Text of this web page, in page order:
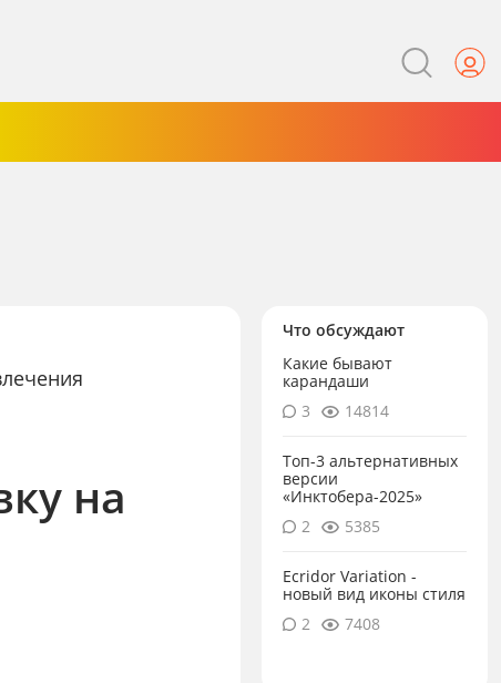
на
Что обсуждают
Какие бывают
карандаши
3
14814
Топ-3 альтернативных
версии
«Инктобера-2025»
2
5385
Ecridor Variation -
новый вид иконы стиля
2
7408